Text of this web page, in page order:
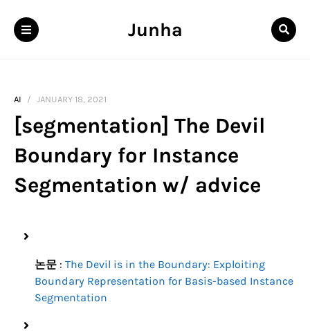
Junha
AI JANUARY 18, 2021
[segmentation] The Devil
Boundary for Instance
Segmentation w/ advice
논문 : The Devil is in the Boundary: Exploiting
Boundary Representation for Basis-based Instance
Segmentation